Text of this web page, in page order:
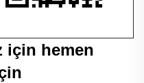
için hemen